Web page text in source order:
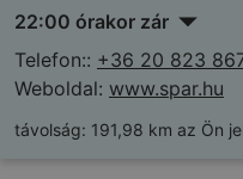
22:00 órakor zár
Telefon:: +36 20 823
Weboldal: www.spar.hu
távolság: 191,98 km az Ön